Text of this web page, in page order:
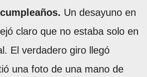
Un desayuno en
claro que no estaba solo en
El verdadero giro llegó
una foto de una mano de